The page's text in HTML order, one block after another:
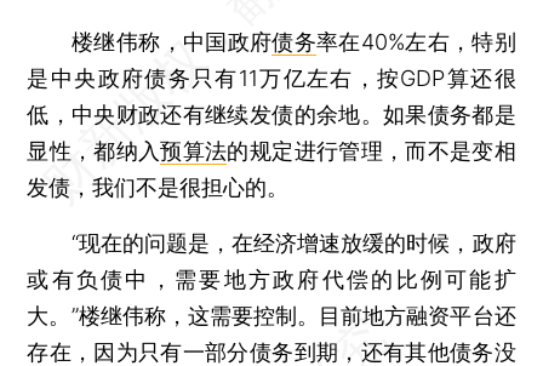
楼继伟称，中国政府债务率在40%左右，特别
是中央政府债务只有11万亿左右，按GDP算还很
低，中央财政还有继续发债的余地。如果债务都是
显性，都纳入预算法的规定进行管理，而不是变相
发债，我们不是很担心的。
“现在的问题是，在经济增速放缓的时候，政府
或有负债中，需要地方政府代偿的比例可能扩
大。”楼继伟称，这需要控制。目前地方融资平台还
存在，因为只有一部分债务到期，还有其他债务没